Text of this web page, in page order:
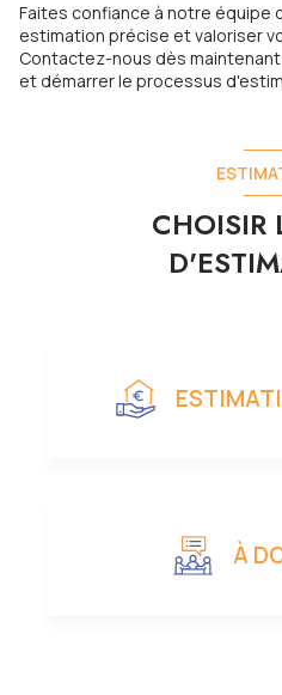
Faites confiance à notre équipe
estimation précise et valoriser
Contactez-nous dès
et démarrer le processus
CHOISIR
À